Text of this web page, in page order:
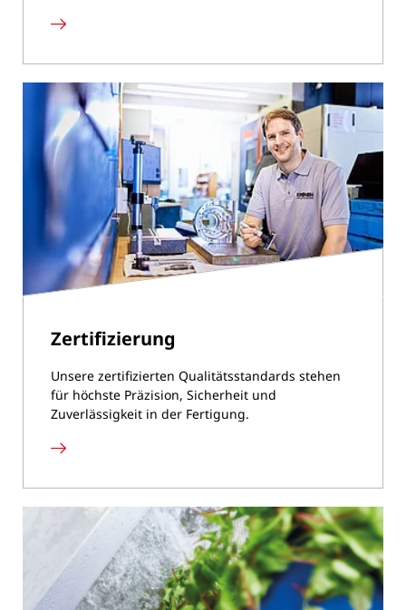
Referenzen
Zertifizierung
Unsere zertifizierten Qualitätsstandards stehen
für höchste Präzision, Sicherheit und
Zuverlässigkeit in der Fertigung.
Zertifizierung